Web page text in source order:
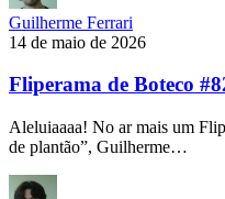
Guilherme Ferrari
14 de maio de 2026
Fliperama de Boteco
Aleluiaaaa! No ar mais um
de plantão”, Guilherme…